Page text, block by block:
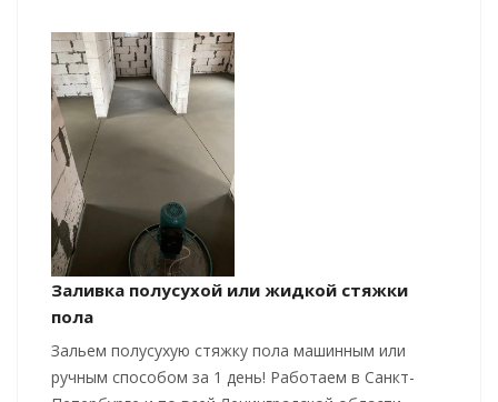
Заливка полусухой или жидкой стяжки
пола
Зальем полусухую стяжку пола машинным или
ручным способом за 1 день! Работаем в Санкт-